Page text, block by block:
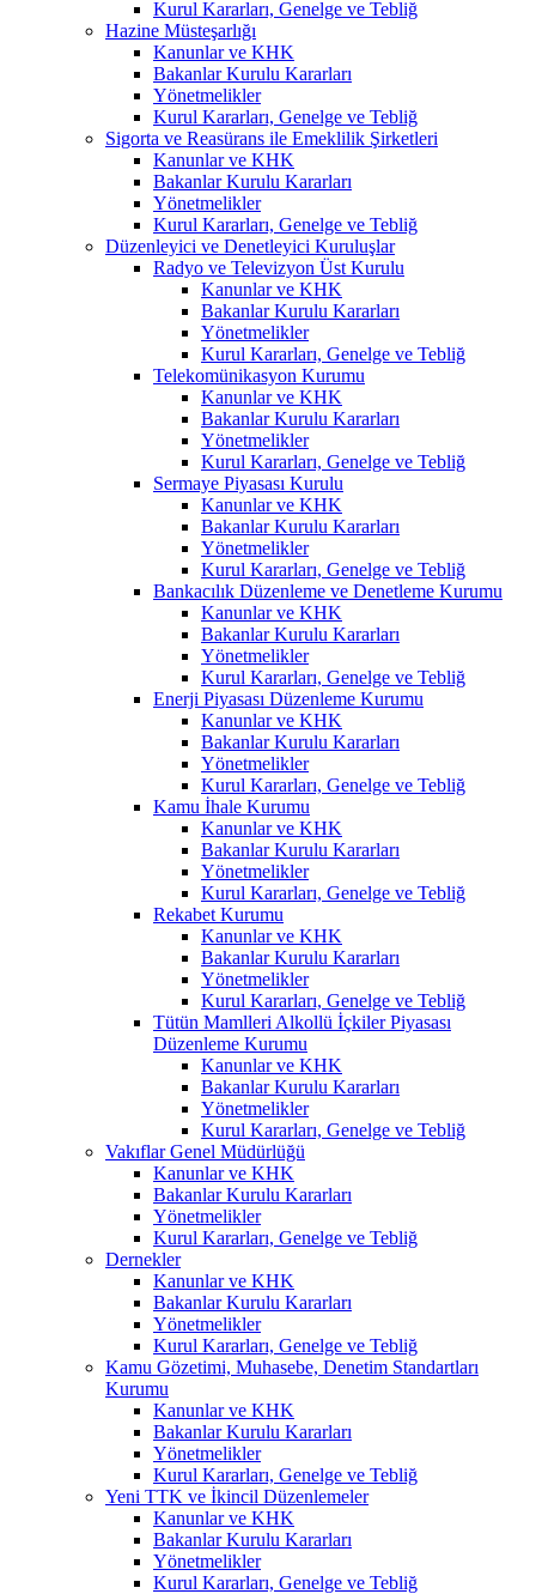
Kurul Kararları, Genelge ve Tebliğ
Hazine Müsteşarlığı
Kanunlar ve KHK
Bakanlar Kurulu Kararları
Yönetmelikler
Kurul Kararları, Genelge ve Tebliğ
Sigorta ve Reasürans ile Emeklilik Şirketleri
Kanunlar ve KHK
Bakanlar Kurulu Kararları
Yönetmelikler
Kurul Kararları, Genelge ve Tebliğ
Düzenleyici ve Denetleyici Kuruluşlar
Radyo ve Televizyon Üst Kurulu
Kanunlar ve KHK
Bakanlar Kurulu Kararları
Yönetmelikler
Kurul Kararları, Genelge ve Tebliğ
Telekomünikasyon Kurumu
Kanunlar ve KHK
Bakanlar Kurulu Kararları
Yönetmelikler
Kurul Kararları, Genelge ve Tebliğ
Sermaye Piyasası Kurulu
Kanunlar ve KHK
Bakanlar Kurulu Kararları
Yönetmelikler
Kurul Kararları, Genelge ve Tebliğ
Bankacılık Düzenleme ve Denetleme Kurumu
Kanunlar ve KHK
Bakanlar Kurulu Kararları
Yönetmelikler
Kurul Kararları, Genelge ve Tebliğ
Enerji Piyasası Düzenleme Kurumu
Kanunlar ve KHK
Bakanlar Kurulu Kararları
Yönetmelikler
Kurul Kararları, Genelge ve Tebliğ
Kamu İhale Kurumu
Kanunlar ve KHK
Bakanlar Kurulu Kararları
Yönetmelikler
Kurul Kararları, Genelge ve Tebliğ
Rekabet Kurumu
Kanunlar ve KHK
Bakanlar Kurulu Kararları
Yönetmelikler
Kurul Kararları, Genelge ve Tebliğ
Tütün Mamlleri Alkollü İçkiler Piyasası
Düzenleme Kurumu
Kanunlar ve KHK
Bakanlar Kurulu Kararları
Yönetmelikler
Kurul Kararları, Genelge ve Tebliğ
Vakıflar Genel Müdürlüğü
Kanunlar ve KHK
Bakanlar Kurulu Kararları
Yönetmelikler
Kurul Kararları, Genelge ve Tebliğ
Dernekler
Kanunlar ve KHK
Bakanlar Kurulu Kararları
Yönetmelikler
Kurul Kararları, Genelge ve Tebliğ
Kamu Gözetimi, Muhasebe, Denetim Standartları
Kurumu
Kanunlar ve KHK
Bakanlar Kurulu Kararları
Yönetmelikler
Kurul Kararları, Genelge ve Tebliğ
Yeni TTK ve İkincil Düzenlemeler
Kanunlar ve KHK
Bakanlar Kurulu Kararları
Yönetmelikler
Kurul Kararları, Genelge ve Tebliğ